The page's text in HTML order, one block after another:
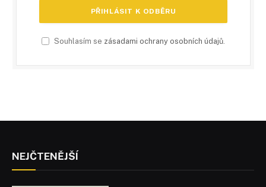
Souhlasím se zásadami ochrany osobních údajů
NEJČTENĚJŠÍ